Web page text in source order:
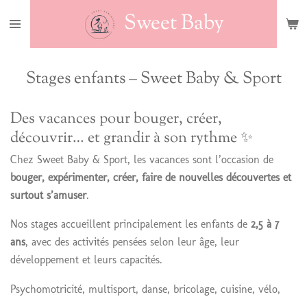
contenu
principal
Sweet Baby
Stages enfants – Sweet Baby & Sport
Des vacances pour bouger, créer,
découvrir… et grandir à son rythme ✨
Chez Sweet Baby & Sport, les vacances sont l’occasion de
bouger, expérimenter, créer, faire de nouvelles découvertes et
surtout s’amuser.
Nos stages accueillent principalement les enfants de 2,5 à 7
ans, avec des activités pensées selon leur âge, leur
développement et leurs capacités.
Psychomotricité, multisport, danse, bricolage, cuisine, vélo,